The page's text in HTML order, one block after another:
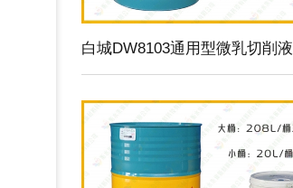
白城DW8103通用型微乳切削液